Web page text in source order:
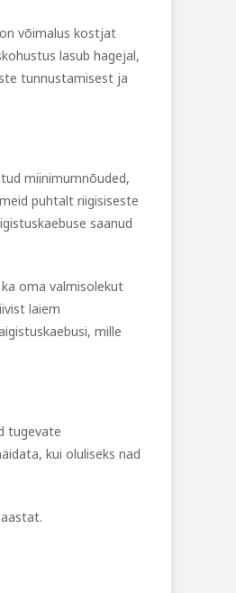
võimalus kostjat
lasub hagejal,
tunnustamisest ja
miinimumnõuded,
puhtalt riigisiseste
saanud
oma valmisolekut
laiem
mille
tugevate
kui oluliseks nad